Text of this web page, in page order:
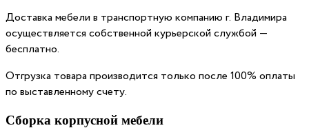
Доставка мебели в транспортную компанию г. Владимира
осуществляется собственной курьерской службой —
бесплатно.
Отгрузка товара производится только после 100% оплаты
по выставленному счету.
Сборка корпусной мебели